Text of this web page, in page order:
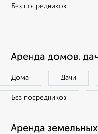
Без посредников
Аренда домов,
Дома Дачи
Без посредников
Аренда земельных